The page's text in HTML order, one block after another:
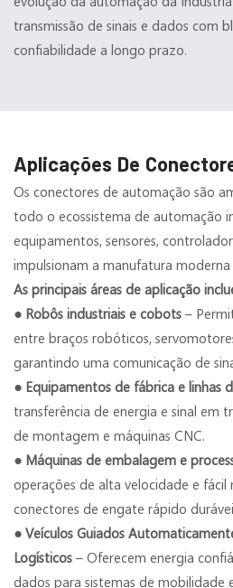
transmissão de sinais e dados com
confiabilidade a longo prazo.
Aplicações De
Os conectores de automação são
todo o ecossistema de automação
equipamentos, sensores,
impulsionam a manufatura
As principais áreas de aplicação
● Robôs industriais e cobots –
entre braços robóticos,
garantindo uma comunicação de
● Equipamentos de fábrica e linhas
transferência de energia e sinal em
de montagem e máquinas CNC.
● Máquinas de embalagem e
operações de alta velocidade e fácil
conectores de engate rápido
● Veículos Guiados
Logísticos – Oferecem energia
dados para sistemas de mobilidade